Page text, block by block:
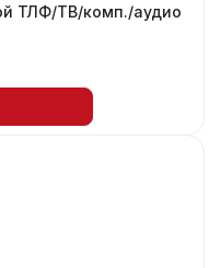
ТЛФ/ТВ/комп./аудио